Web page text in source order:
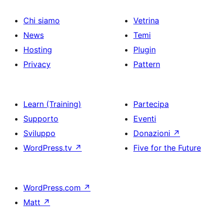
Chi siamo
News
Hosting
Privacy
Vetrina
Temi
Plugin
Pattern
Learn (Training)
Supporto
Sviluppo
WordPress.tv ↗
Partecipa
Eventi
Donazioni ↗
Five for the Future
WordPress.com ↗
Matt ↗